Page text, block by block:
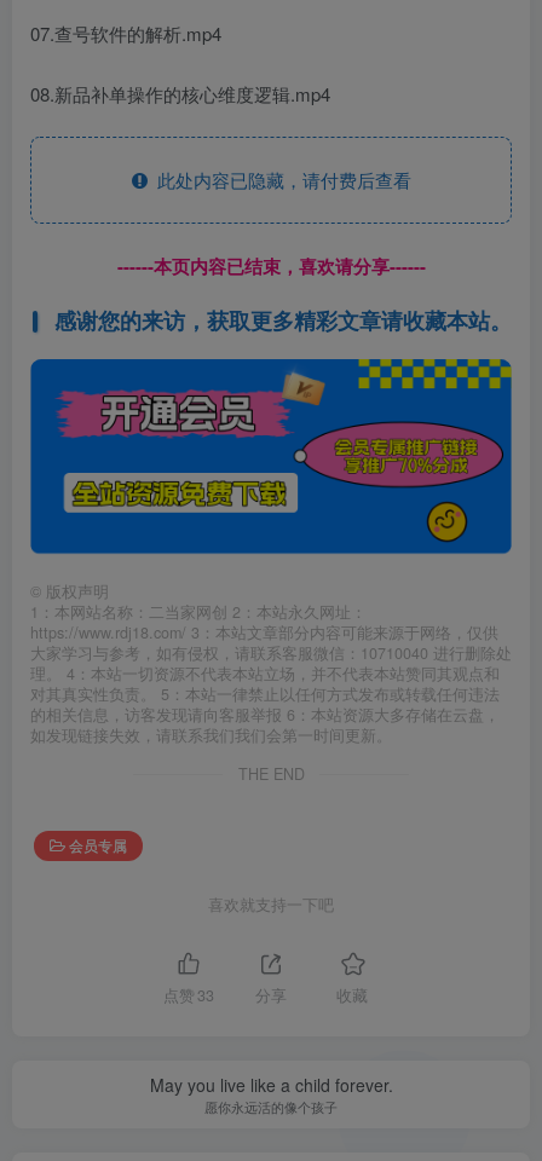
07.查号软件的解析.mp4
08.新品补单操作的核心维度逻辑.mp4
此处内容已隐藏，请付费后查看
------本页内容已结束，喜欢请分享------
感谢您的来访，获取更多精彩文章请收藏本站。
© 版权声明
1：本网站名称：二当家网创 2：本站永久网址：
https://www.rdj18.com/ 3：本站文章部分内容可能来源于网络，仅供
大家学习与参考，如有侵权，请联系客服微信：10710040 进行删除处
理。 4：本站一切资源不代表本站立场，并不代表本站赞同其观点和
对其真实性负责。 5：本站一律禁止以任何方式发布或转载任何违法
的相关信息，访客发现请向客服举报 6：本站资源大多存储在云盘，
如发现链接失效，请联系我们我们会第一时间更新。
THE END
会员专属
喜欢就支持一下吧
点赞 33 分享 收藏
May you live like a child forever.
愿你永远活的像个孩子